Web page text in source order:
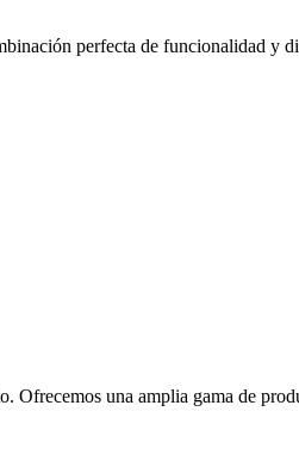
perfecta de funcionalidad y
una amplia gama de